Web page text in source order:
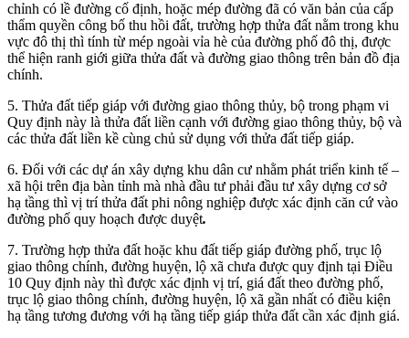
chỉnh có lề đường cố định, hoặc mép đường đã có văn bản của cấp
thẩm quyền công bố thu hồi đất, trường hợp thửa đất nằm trong khu
vực đô thị thì tính từ mép ngoài vỉa hè của đường phố đô thị, được
thể hiện ranh giới giữa thửa đất và đường giao thông trên bản đồ địa
chính.
5. Thửa đất tiếp giáp với đường giao thông thủy, bộ trong phạm vi
Quy định này là thửa đất liền cạnh với đường giao thông thủy, bộ và
các thửa đất liền kề cùng chủ sử dụng với thửa đất tiếp giáp.
6. Đối với các dự án xây dựng khu dân cư nhằm phát triển kinh tế –
xã hội trên địa bàn tỉnh mà nhà đầu tư phải đầu tư xây dựng cơ sở
hạ tầng thì vị trí thửa đất phi nông nghiệp được xác định căn cứ vào
đường phố quy hoạch được duyệt.
7. Trường hợp thửa đất hoặc khu đất tiếp giáp đường phố, trục lộ
giao thông chính, đường huyện, lộ xã chưa được quy định tại Điều
10 Quy định này thì được xác định vị trí, giá đất theo đường phố,
trục lộ giao thông chính, đường huyện, lộ xã gần nhất có điều kiện
hạ tầng tương đương với hạ tầng tiếp giáp thửa đất cần xác định giá.